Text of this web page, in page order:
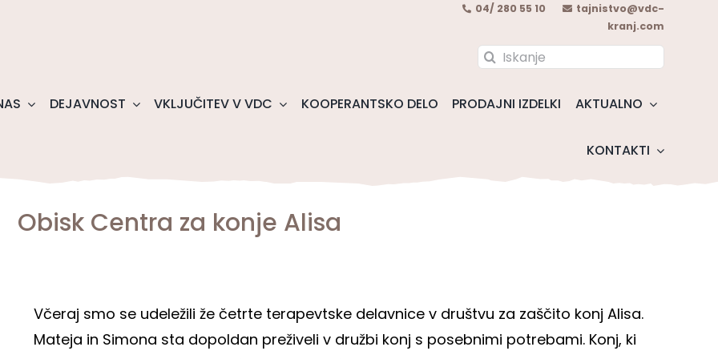
04/ 280 55 10
tajnistvo@vdc-
kranj.com
Search
DEJAVNOST VKLJUČITEV V VDC KOOPERANTSKO DELO PRODAJNI IZDELKI AKTUALNO
KONTAKTI
Obisk Centra za konje Alisa
Včeraj smo se udeležili že četrte terapevtske delavnice v društvu za zaščito konj Alisa.
Mateja in Simona sta dopoldan preživeli v družbi konj s posebnimi potrebami. Konj, ki